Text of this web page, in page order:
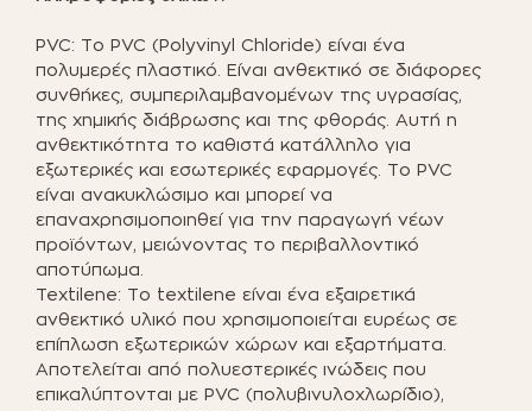
PVC: Το PVC (Polyvinyl Chloride) είναι ένα
πολυμερές πλαστικό. Είναι ανθεκτικό σε διάφορες
συνθήκες, συμπεριλαμβανομένων της υγρασίας,
της χημικής διάβρωσης και της φθοράς. Αυτή η
ανθεκτικότητα το καθιστά κατάλληλο για
εξωτερικές και εσωτερικές εφαρμογές. Το PVC
είναι ανακυκλώσιμο και μπορεί να
επαναχρησιμοποιηθεί για την παραγωγή νέων
προϊόντων, μειώνοντας το περιβαλλοντικό
αποτύπωμα.
Textilene: Το textilene είναι ένα εξαιρετικά
ανθεκτικό υλικό που χρησιμοποιείται ευρέως σε
επίπλωση εξωτερικών χώρων και εξαρτήματα.
Αποτελείται από πολυεστερικές ινώδεις που
επικαλύπτονται με PVC (πολυβινυλοχλωρίδιο),